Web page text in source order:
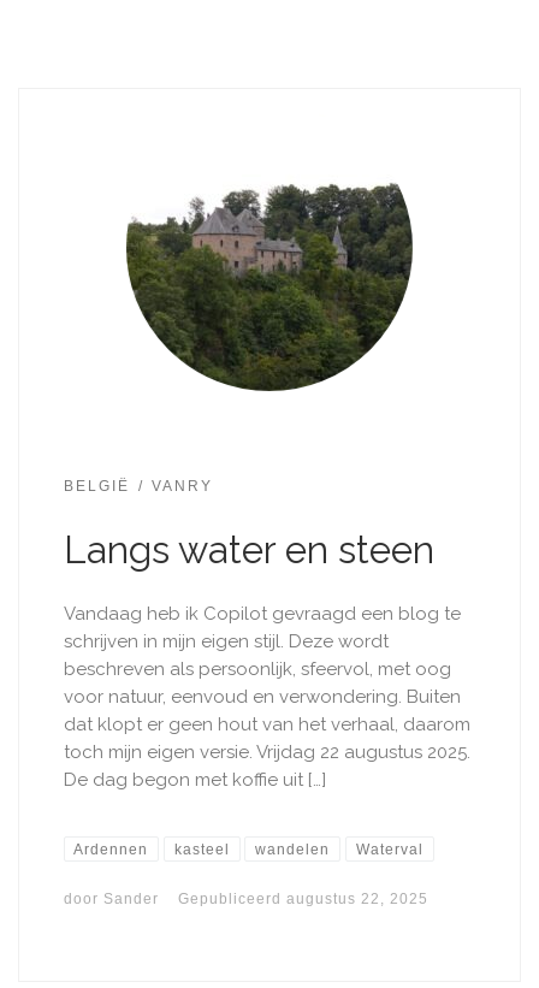
BELGIË VANRY
Langs water en steen
Vandaag heb ik Copilot gevraagd een blog te
schrijven in mijn eigen stijl. Deze wordt
beschreven als persoonlijk, sfeervol, met oog
voor natuur, eenvoud en verwondering. Buiten
dat klopt er geen hout van het verhaal, daarom
toch mijn eigen versie. Vrijdag 22 augustus 2025.
De dag begon met koffie uit […]
Ardennen kasteel wandelen Waterval
door Sander Gepubliceerd augustus 22, 2025